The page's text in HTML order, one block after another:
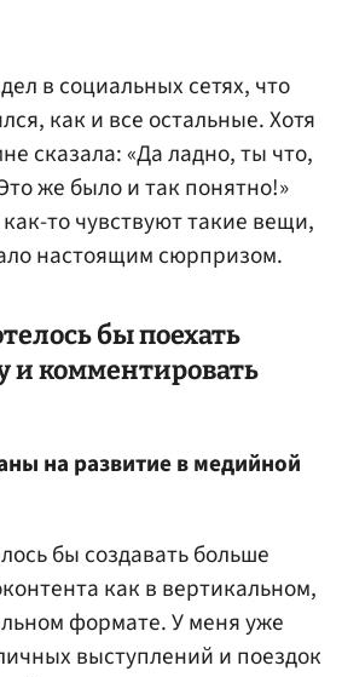
в социальных сетях, что
как и все остальные. Хотя
сказала: «Да ладно, ты что,
же было и так понятно!»
то чувствуют такие вещи,
настоящим сюрпризом.
бы поехать
и комментировать
на развитие в медийной
бы создавать больше
как в вертикальном,
формате. У меня уже
выступлений и поездок